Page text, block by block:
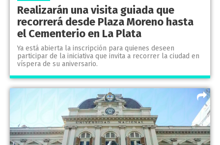
Realizarán una visita guiada que
recorrerá desde Plaza Moreno hasta
el Cementerio en La Plata
Ya está abierta la inscripción para quienes deseen
participar de la iniciativa que invita a recorrer la ciudad en
víspera de su aniversario.